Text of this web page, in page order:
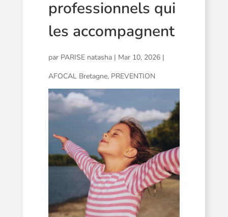
professionnels qui
les accompagnent
par PARISE natasha| Mar 10, 2026|
AFOCAL Bretagne, PREVENTION